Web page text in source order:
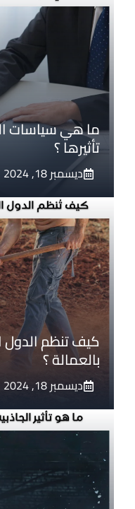
ما هي سياسات
تأثيرها ؟
ديسمبر 18, 2024
كيف تنظم الدول
بالعمالة ؟
ديسمبر 18, 2024